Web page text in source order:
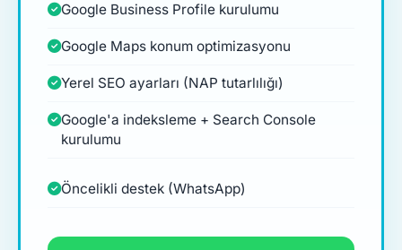
Google Business Profile kurulumu
Google Maps konum optimizasyonu
Yerel SEO ayarları (NAP tutarlılığı)
Google'a indeksleme + Search Console
kurulumu
Öncelikli destek (WhatsApp)